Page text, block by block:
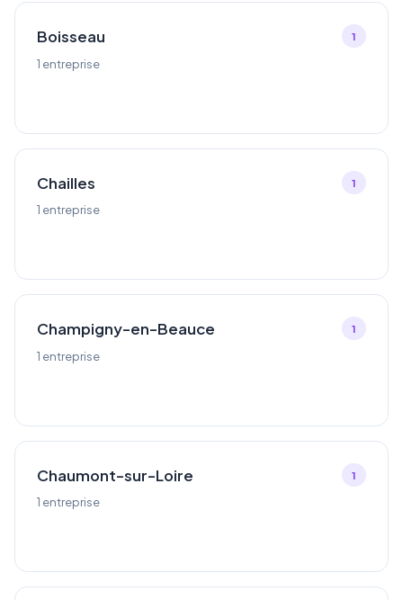
Boisseau
1 entreprise
1
Chailles
1 entreprise
1
Champigny-en-Beauce
1 entreprise
1
Chaumont-sur-Loire
1 entreprise
1